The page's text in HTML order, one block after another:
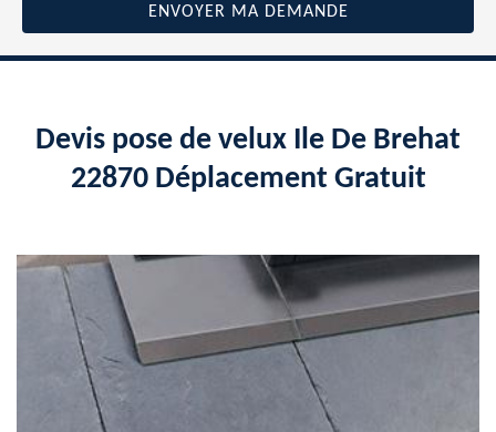
Devis pose de velux Ile De Brehat
22870 Déplacement Gratuit